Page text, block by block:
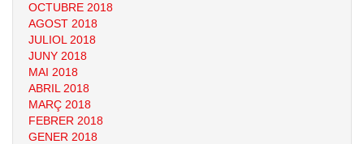
OCTUBRE 2018
AGOST 2018
JULIOL 2018
JUNY 2018
MAI 2018
ABRIL 2018
MARÇ 2018
FEBRER 2018
GENER 2018